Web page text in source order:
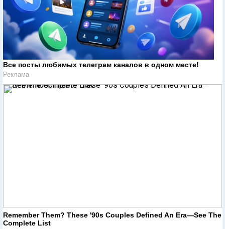
Все посты любимых телеграм каналов в одном месте!
Реклама
Remember Them? These '90s Couples Defined An Era—See The
Complete List